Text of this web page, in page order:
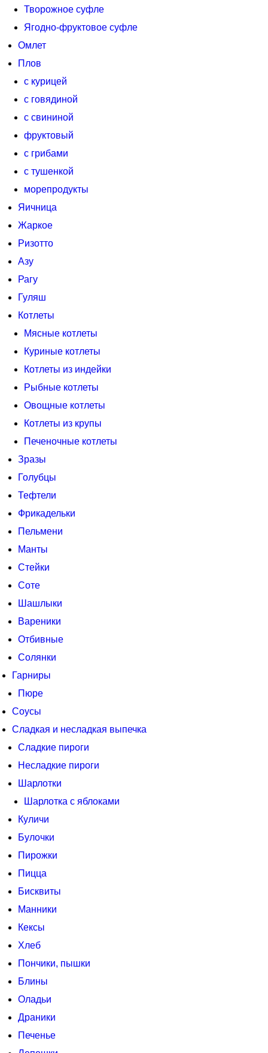
Творожное суфле
Ягодно-фруктовое суфле
Омлет
Плов
с курицей
с говядиной
с свининой
фруктовый
с грибами
с тушенкой
морепродукты
Яичница
Жаркое
Ризотто
Азу
Рагу
Гуляш
Котлеты
Мясные котлеты
Куриные котлеты
Котлеты из индейки
Рыбные котлеты
Овощные котлеты
Котлеты из крупы
Печеночные котлеты
Зразы
Голубцы
Тефтели
Фрикадельки
Пельмени
Манты
Стейки
Соте
Шашлыки
Вареники
Отбивные
Солянки
Гарниры
Пюре
Соусы
Сладкая и несладкая выпечка
Сладкие пироги
Несладкие пироги
Шарлотки
Шарлотка с яблоками
Куличи
Булочки
Пирожки
Пицца
Бисквиты
Манники
Кексы
Хлеб
Пончики, пышки
Блины
Оладьи
Драники
Печенье